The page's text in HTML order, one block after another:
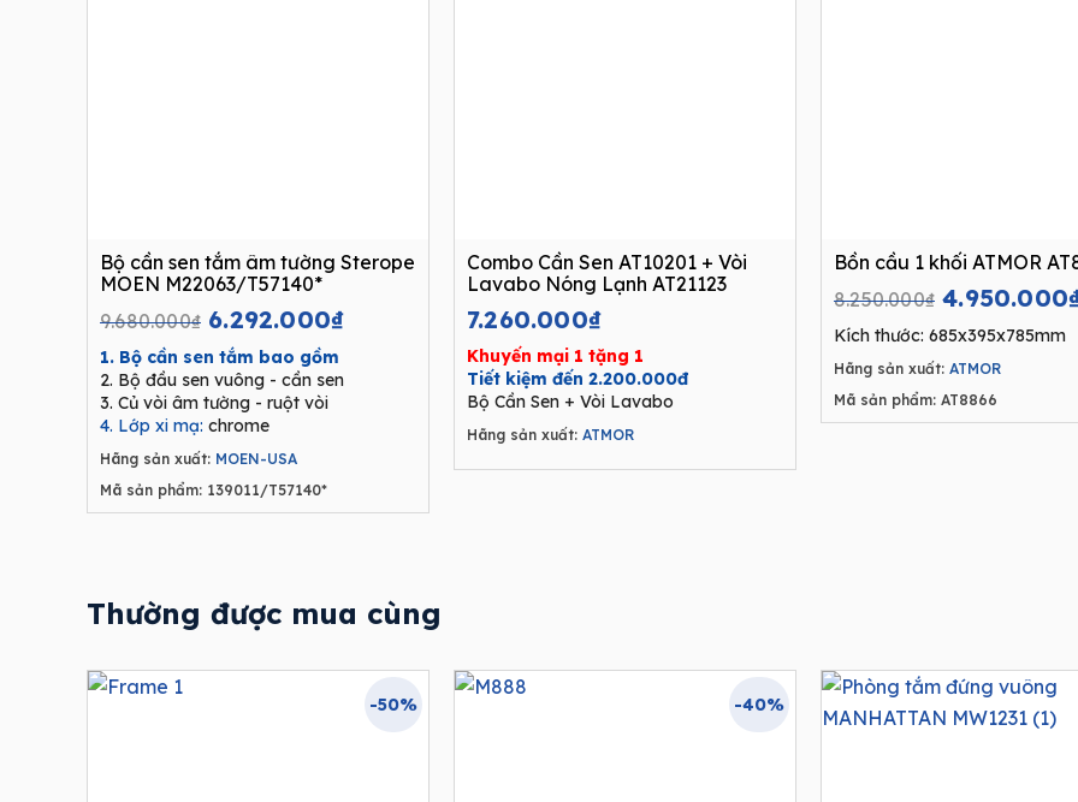
Bộ cần sen tắm âm tường Sterope
MOEN M22063/T57140*
9.680.000₫ Original
price
was:
9.680.000₫.
6.292.000₫Current
6.292.000₫.
1. Bộ cần sen tắm bao gồm
2. Bộ đầu sen vuông - cần sen
3. Củ vòi âm tường - ruột vòi
4. Lớp xi mạ: chrome
Hãng sản xuất: MOEN-USA
Mã sản phẩm: 139011/T57140*
Combo Cần Sen AT10201 + Vòi
Lavabo Nóng Lạnh AT21123
7.260.000₫
Khuyến mại 1 tặng 1
Tiết kiệm đến 2.200.000đ
Bộ Cần Sen + Vòi Lavabo
Hãng sản xuất: ATMOR
Bồn cầu 1 khối ATMOR
8.250.000₫ Original
price
was:
4.950.000
Kích thước: 685x395x785mm
Hãng sản xuất: ATMOR
Mã sản phẩm: AT8866
Thường được mua cùng
-50% -40%